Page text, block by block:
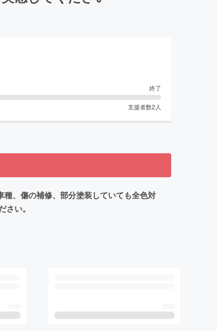
終了
支援者数2 人
、傷の補修、部分塗装していても全色対
い。